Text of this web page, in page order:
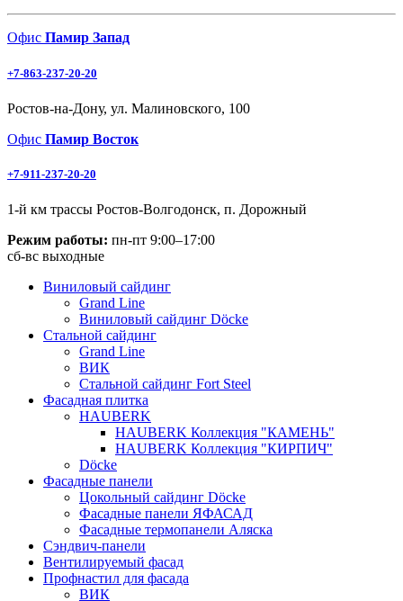
Офис Памир Запад
+7-863-237-20-20
Ростов-на-Дону, ул. Малиновского, 100
Офис Памир Восток
+7-911-237-20-20
1-й км трассы Ростов-Волгодонск, п. Дорожный
Режим работы: пн-пт 9:00–17:00
сб-вс выходные
Виниловый сайдинг
Grand Line
Виниловый сайдинг Döcke
Стальной сайдинг
Grand Line
ВИК
Стальной сайдинг Fort Steel
Фасадная плитка
HAUBERK
HAUBERK Коллекция "КАМЕНЬ"
HAUBERK Коллекция "КИРПИЧ"
Döcke
Фасадные панели
Цокольный сайдинг Döcke
Фасадные панели ЯФАСАД
Фасадные термопанели Аляска
Сэндвич-панели
Вентилируемый фасад
Профнастил для фасада
ВИК